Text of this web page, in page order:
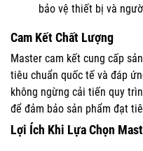
bảo vệ thiết bị và
Cam Kết Chất Lượng
Master cam kết cung cấp
tiêu chuẩn quốc tế và đáp
không ngừng cải tiến quy
để đảm bảo sản phẩm đạt
Lợi Ích Khi Lựa Chọn